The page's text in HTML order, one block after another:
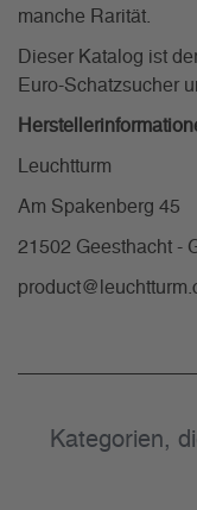
manche Rarität.
Dieser Katalog ist
Euro-Schatzsucher
Leuchtturm
Am Spakenberg 45
21502 Geesthacht -
Kategorien,